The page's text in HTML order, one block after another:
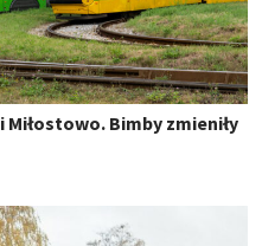
Bimby zmieniły